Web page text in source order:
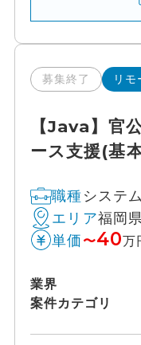
募集終了 リモ
【Java】官
ース支援(基
職種システ
エリア福岡
単価 〜40万
業界
案件カテゴリ